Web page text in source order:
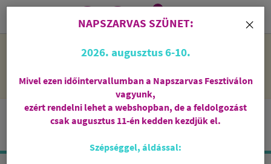
NAPSZARVAS SZÜNET: 2026. augusztus 6-10 - rendelni lehet
feldolgozni őket.
i
0
×
NAPSZARVAS SZÜNET:
2026. augusztus 6-10.
Mivel ezen időintervallumban a Napszarvas Fesztiválon
vagyunk,
ezért rendelni lehet a webshopban, de a feldolgozást
csak augusztus 11-én kedden kezdjük el.
Szépséggel, áldással: